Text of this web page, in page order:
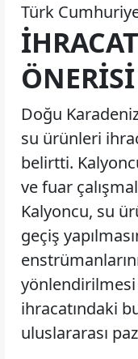
Türk
ÖNERISI
Doğu
su ürünleri
belirtti.
ve fuar
Kalyoncu, su
geçiş
ihracatındaki
uluslararası